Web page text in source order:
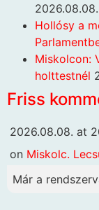
2026.08.08.
Hollósy a
Miskolcon:
holttestnél
Friss
2026.08.08. at
on Miskolc.
Már a